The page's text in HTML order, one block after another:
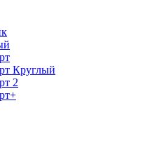
Круглый
2